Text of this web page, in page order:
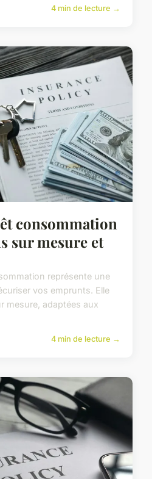
4 min de lecture →
consommation
sur mesure et
représente une
vos emprunts. Elle
mesure, adaptées aux
4 min de lecture →